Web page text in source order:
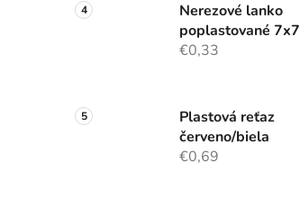
Nerezové lanko
poplastované 7x7
€0,33
Plastová reťaz
červeno/biela
€0,69